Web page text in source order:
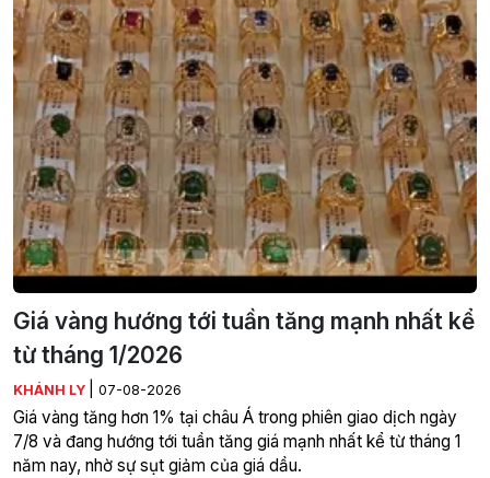
Giá vàng hướng tới tuần tăng mạnh nhất kể
từ tháng 1/2026
KHÁNH LY 07-08-2026
Giá vàng tăng hơn 1% tại châu Á trong phiên giao dịch ngày
7/8 và đang hướng tới tuần tăng giá mạnh nhất kể từ tháng 1
năm nay, nhờ sự sụt giảm của giá dầu.